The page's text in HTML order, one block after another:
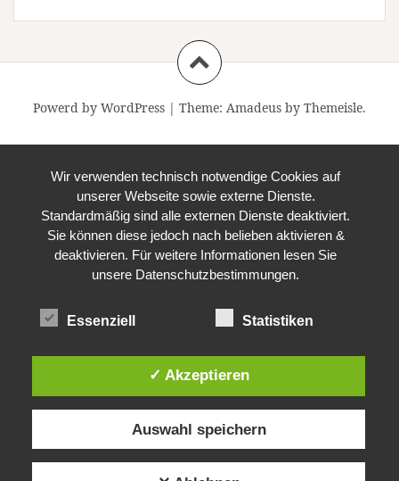
Powerd by WordPress | Theme: Amadeus by Themeisle.
Wir verwenden technisch notwendige Cookies auf
unserer Webseite sowie externe Dienste.
Standardmäßig sind alle externen Dienste deaktiviert.
Sie können diese jedoch nach belieben aktivieren &
deaktivieren. Für weitere Informationen lesen Sie
unsere Datenschutzbestimmungen.
Essenziell Statistiken
✓ Akzeptieren
Auswahl speichern